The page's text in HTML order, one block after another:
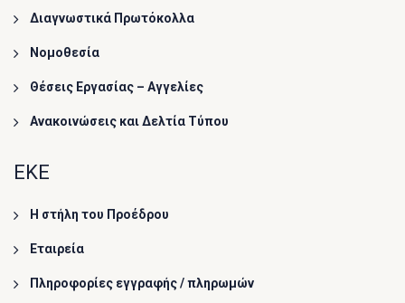
Διαγνωστικά Πρωτόκολλα
Νομοθεσία
Θέσεις Εργασίας – Αγγελίες
Ανακοινώσεις και Δελτία Τύπου
ΕΚΕ
Η στήλη του Προέδρου
Εταιρεία
Πληροφορίες εγγραφής / πληρωμών